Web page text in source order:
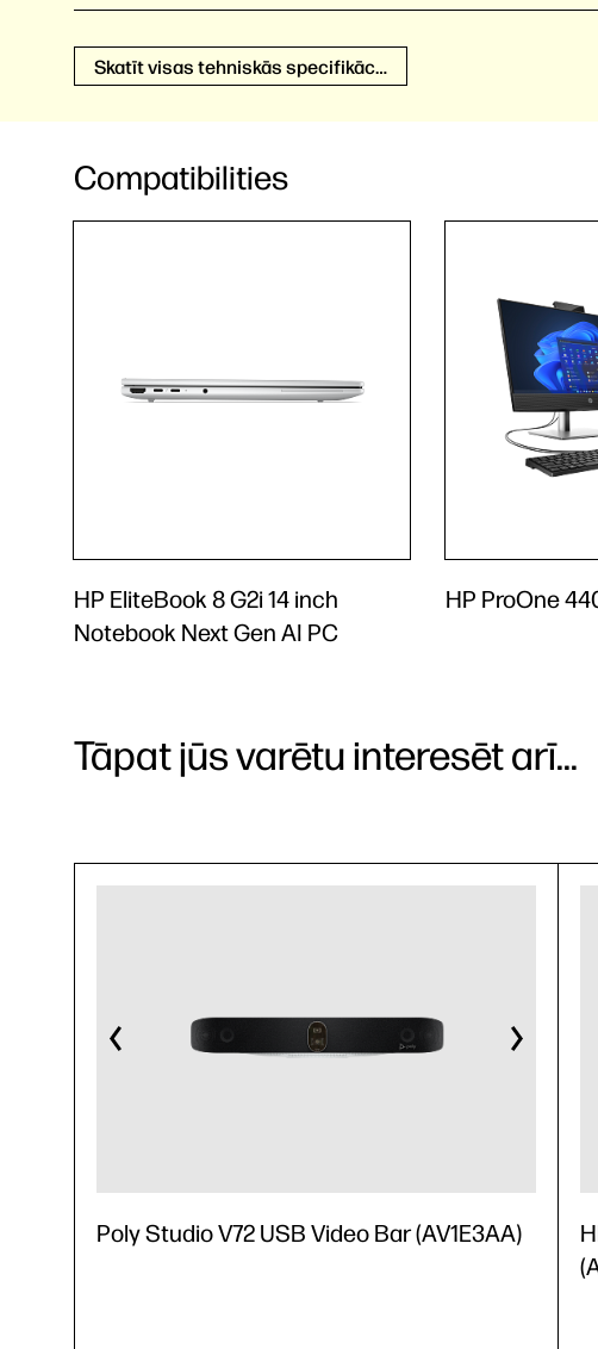
Skatīt visas tehniskās specifikācijas
Compatibilities
HP EliteBook 8 G2i 14 inch
Notebook Next Gen AI PC
HP ProOne
Tāpat jūs varētu interesēt arī...
Poly Studio V72 USB Video Bar (AV1E3AA)